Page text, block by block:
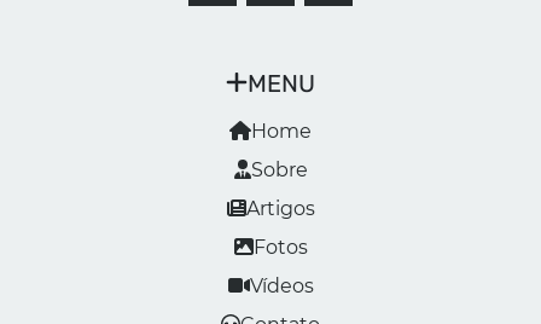
MENU
Home
Sobre
Artigos
Fotos
Vídeos